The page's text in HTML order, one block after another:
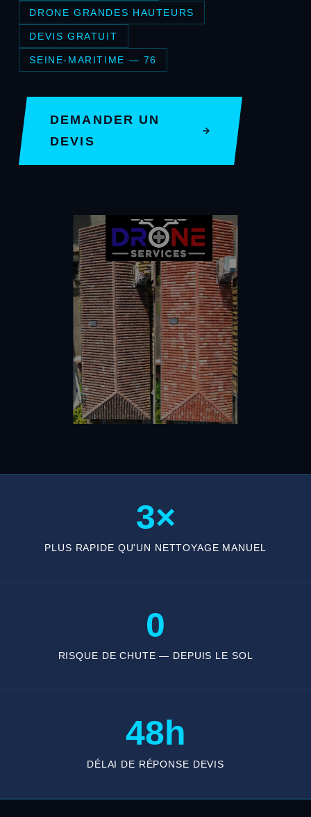
DRONE GRANDES HAUTEURS
DEVIS GRATUIT
SEINE-MARITIME — 76
DEMANDER UN
DEVIS
3×
PLUS RAPIDE QU'UN NETTOYAGE MANUEL
0
RISQUE DE CHUTE — DEPUIS LE SOL
48h
DÉLAI DE RÉPONSE DEVIS